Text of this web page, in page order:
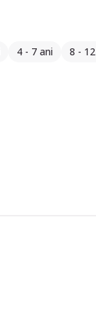
4 - 7 ani 8 -